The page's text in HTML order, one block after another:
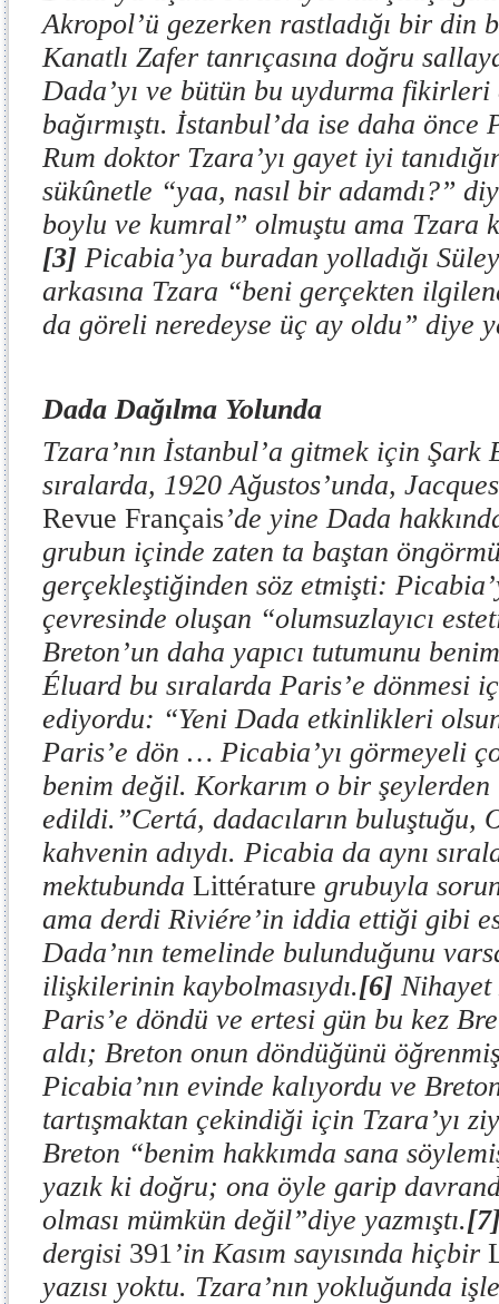
Akropol’ü gezerken rastladığı bir din
Kanatlı Zafer tanrıçasına doğru
Dada’yı ve bütün bu uydurma fikirleri
bağırmıştı. İstanbul’da ise daha önce
Rum doktor Tzara’yı gayet iyi
sükûnetle “yaa, nasıl bir adamdı?”
boylu ve kumral” olmuştu ama Tzara
[3] Picabia’ya buradan yolladığı
arkasına Tzara “beni gerçekten
da göreli neredeyse üç ay oldu” diye
Dada Dağılma Yolunda
Tzara’nın İstanbul’a gitmek için Şark
sıralarda, 1920 Ağustos’unda,
Revue Français’de yine Dada
grubun içinde zaten ta baştan
gerçekleştiğinden söz etmişti:
çevresinde oluşan “olumsuzlayıcı
Breton’un daha yapıcı tutumunu
Éluard bu sıralarda Paris’e dönmesi
ediyordu: “Yeni Dada etkinlikleri
Paris’e dön … Picabia’yı görmeyeli
benim değil. Korkarım o bir şeylerden
edildi.”Certá, dadacıların buluştuğu,
kahvenin adıydı. Picabia da aynı
mektubunda Littérature grubuyla
ama derdi Riviére’in iddia ettiği gibi
Dada’nın temelinde bulunduğunu
ilişkilerinin kaybolmasıydı.[6] Nihayet
Paris’e döndü ve ertesi gün bu kez
aldı; Breton onun döndüğünü
Picabia’nın evinde kalıyordu ve
tartışmaktan çekindiği için Tzara’yı
Breton “benim hakkımda sana
yazık ki doğru; ona öyle garip
olması mümkün değil”diye yazmıştı.
dergisi 391’in Kasım sayısında hiçbir
yazısı yoktu. Tzara’nın yokluğunda